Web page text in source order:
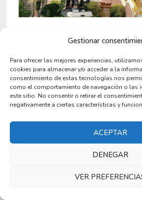
Gestionar
Para ofrecer las mejores experiencias,
cookies para almacenar y/o acceder a la
consentimiento de estas tecnologías nos
como el comportamiento de navegación o las
este sitio. No consentir o retirar el
negativamente a ciertas características y
ACEPTAR
DENEGAR
VER
13 diciembre 2025
9 comentarios en «
Chiang Rai para ver sus